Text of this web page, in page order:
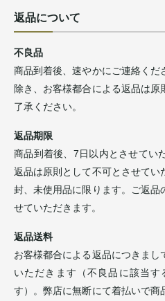
返品について
不良品
商品到着後、速やかにご連絡くだ
除き、お客様都合による返品は
了承ください。
返品期限
商品到着後、7日以内とさせてい
返品は原則として不可とさせてい
封、未使用品に限ります。ご返品
せていただきます。
返品送料
お客様都合による返品につきま
いただきます（不良品に該当す
す）。弊店に無断にて着払いで商